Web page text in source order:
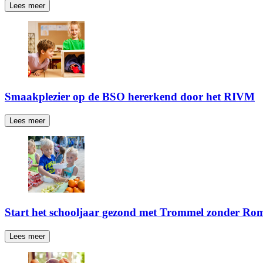
Lees meer
Smaakplezier op de BSO hererkend door het RIVM
Lees meer
Start het schooljaar gezond met Trommel zonder
Lees meer